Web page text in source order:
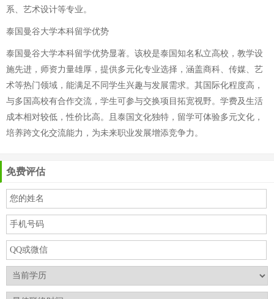
系、艺术设计等专业。
泰国曼谷大学本科留学优势
泰国曼谷大学本科留学优势显著。该校是泰国知名私立高校，教学设
施先进，师资力量雄厚，提供多元化专业选择，涵盖商科、传媒、艺
术等热门领域，能满足不同学生兴趣与发展需求。其国际化程度高，
与多国高校有合作交流，学生可参与交换项目拓宽视野。学费及生活
成本相对较低，性价比高。且泰国文化独特，留学可体验多元文化，
培养跨文化交流能力，为未来职业发展增添竞争力。
免费评估